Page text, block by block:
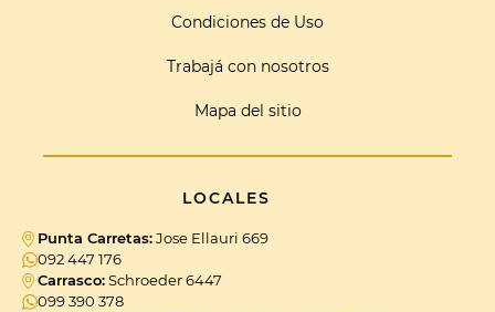
Condiciones de Uso
Trabajá con nosotros
Mapa del sitio
LOCALES
Punta Carretas:Jose Ellauri 669
092 447 176
Carrasco:Schroeder 6447
099 390 378